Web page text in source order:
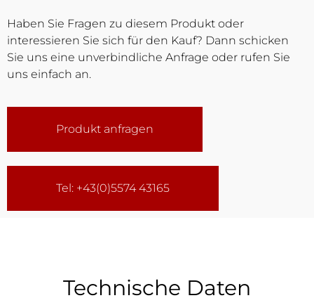
Haben Sie Fragen zu diesem Produkt oder
interessieren Sie sich für den Kauf? Dann schicken
Sie uns eine unverbindliche Anfrage oder rufen Sie
uns einfach an.
Produkt anfragen
Tel: +43(0)5574 43165
Technische Daten